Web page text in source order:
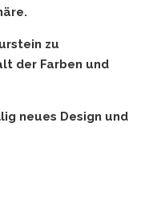
zu
der Farben und
neues Design und